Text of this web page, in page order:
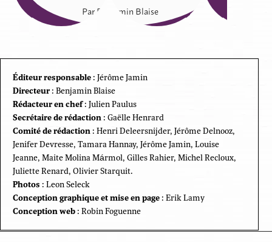
Par Benjamin Blaise
Éditeur responsable : Jérôme Jamin
Directeur : Benjamin Blaise
Rédacteur en chef: Julien Paulus
Secrétaire de rédaction : Gaëlle Henrard
Comité de rédaction: Henri Deleersnijder, Jérôme Delnooz,
Jenifer Devresse, Tamara Hannay, Jérôme Jamin, Louise
Jeanne, Maite Molina Mármol, Gilles Rahier, Michel Recloux,
Juliette Renard, Olivier Starquit.
Photos : Leon Seleck
Conception graphique et mise en page: Erik Lamy
Conception web: Robin Foguenne